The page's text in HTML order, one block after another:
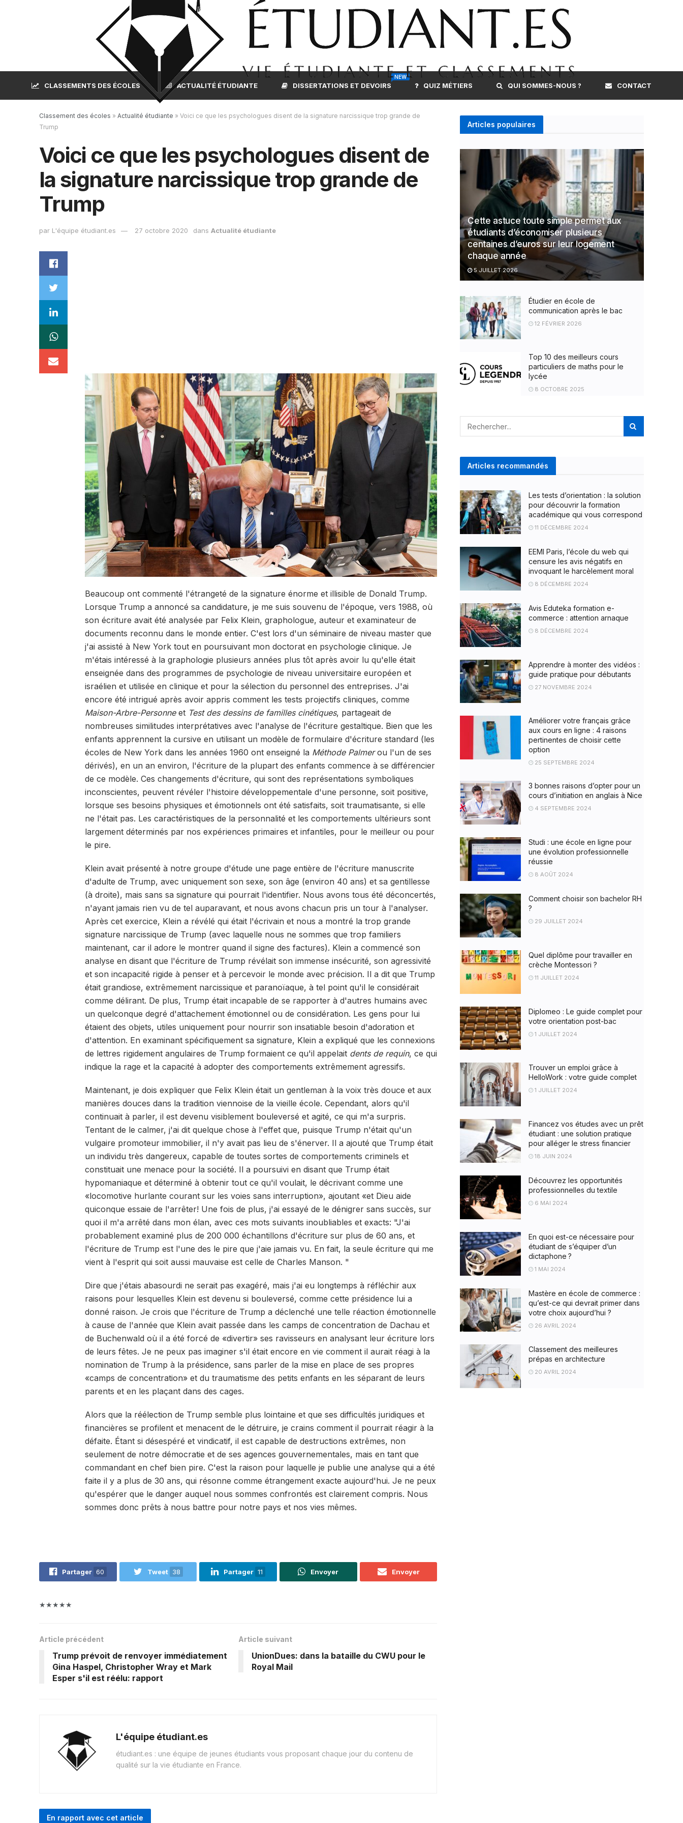
CLASSEMENTS DES ÉCOLES ACTUALITÉ ÉTUDIANTE DISSERTATIONS ET DEVOIRS
NEW
QUIZ MÉTIERS QUI SOMMES-NOUS ? CONTACT
Classement des écoles » Actualité étudiante » Voici ce que les psychologues disent de la signature narcissique trop grande de
Trump
Voici ce que les psychologues disent de
la signature narcissique trop grande de
Trump
par L'équipe étudiant.es 27 octobre 2020 dans Actualité étudiante
Beaucoup ont commenté l'étrangeté de la signature énorme et illisible de Donald Trump.
Lorsque Trump a annoncé sa candidature, je me suis souvenu de l'époque, vers 1988, où
son écriture avait été analysée par Felix Klein, graphologue, auteur et examinateur de
documents reconnu dans le monde entier. C'est lors d'un séminaire de niveau master que
j'ai assisté à New York tout en poursuivant mon doctorat en psychologie clinique. Je
m'étais intéressé à la graphologie plusieurs années plus tôt après avoir lu qu'elle était
enseignée dans des programmes de psychologie de niveau universitaire européen et
israélien et utilisée en clinique et pour la sélection du personnel des entreprises. J'ai
encore été intrigué après avoir appris comment les tests projectifs cliniques, comme
Maison-Arbre-Personneet Test des dessins de familles cinétiques, partageait de
nombreuses similitudes interprétatives avec l'analyse de l'écriture gestaltique. Bien que les
enfants apprennent la cursive en utilisant un modèle de formulaire d'écriture standard (les
écoles de New York dans les années 1960 ont enseigné la Méthode Palmerou l'un de ses
dérivés), en un an environ, l'écriture de la plupart des enfants commence à se différencier
de ce modèle. Ces changements d'écriture, qui sont des représentations symboliques
inconscientes, peuvent révéler l'histoire développementale d'une personne, soit positive,
lorsque ses besoins physiques et émotionnels ont été satisfaits, soit traumatisante, si elle
ne l'était pas. Les caractéristiques de la personnalité et les comportements ultérieurs sont
largement déterminés par nos expériences primaires et infantiles, pour le meilleur ou pour
le pire.
Klein avait présenté à notre groupe d'étude une page entière de l'écriture manuscrite
d'adulte de Trump, avec uniquement son sexe, son âge (environ 40 ans) et sa gentillesse
(à droite), mais sans sa signature qui pourrait l'identifier. Nous avons tous été déconcertés,
n'ayant jamais rien vu de tel auparavant, et nous avons chacun pris un tour à l'analyser.
Après cet exercice, Klein a révélé qui était l'écrivain et nous a montré la trop grande
signature narcissique de Trump (avec laquelle nous ne sommes que trop familiers
maintenant, car il adore le montrer quand il signe des factures). Klein a commencé son
analyse en disant que l'écriture de Trump révélait son immense insécurité, son agressivité
et son incapacité rigide à penser et à percevoir le monde avec précision. Il a dit que Trump
était grandiose, extrêmement narcissique et paranoïaque, à tel point qu'il le considérait
comme délirant. De plus, Trump était incapable de se rapporter à d'autres humains avec
un quelconque degré d'attachement émotionnel ou de considération. Les gens pour lui
étaient des objets, utiles uniquement pour nourrir son insatiable besoin d'adoration et
d'attention. En examinant spécifiquement sa signature, Klein a expliqué que les connexions
de lettres rigidement angulaires de Trump formaient ce qu'il appelait dents de requin, ce qui
indique la rage et la capacité à adopter des comportements extrêmement agressifs.
Maintenant, je dois expliquer que Felix Klein était un gentleman à la voix très douce et aux
manières douces dans la tradition viennoise de la vieille école. Cependant, alors qu'il
continuait à parler, il est devenu visiblement bouleversé et agité, ce qui m'a surpris.
Tentant de le calmer, j'ai dit quelque chose à l'effet que, puisque Trump n'était qu'un
vulgaire promoteur immobilier, il n'y avait pas lieu de s'énerver. Il a ajouté que Trump était
un individu très dangereux, capable de toutes sortes de comportements criminels et
constituait une menace pour la société. Il a poursuivi en disant que Trump était
hypomaniaque et déterminé à obtenir tout ce qu'il voulait, le décrivant comme une
«locomotive hurlante courant sur les voies sans interruption», ajoutant «et Dieu aide
quiconque essaie de l'arrêter! Une fois de plus, j'ai essayé de le dénigrer sans succès, sur
quoi il m'a arrêté dans mon élan, avec ces mots suivants inoubliables et exacts: "J'ai
probablement examiné plus de 200 000 échantillons d'écriture sur plus de 60 ans, et
l'écriture de Trump est l'une des le pire que j'aie jamais vu. En fait, la seule écriture qui me
vient à l'esprit qui soit aussi mauvaise est celle de Charles Manson. "
Dire que j'étais abasourdi ne serait pas exagéré, mais j'ai eu longtemps à réfléchir aux
raisons pour lesquelles Klein est devenu si bouleversé, comme cette présidence lui a
donné raison. Je crois que l'écriture de Trump a déclenché une telle réaction émotionnelle
à cause de l'année que Klein avait passée dans les camps de concentration de Dachau et
de Buchenwald où il a été forcé de «divertir» ses ravisseurs en analysant leur écriture lors
de leurs fêtes. Je ne peux pas imaginer s'il était encore en vie comment il aurait réagi à la
nomination de Trump à la présidence, sans parler de la mise en place de ses propres
«camps de concentration» et du traumatisme des petits enfants en les séparant de leurs
parents et en les plaçant dans des cages.
Alors que la réélection de Trump semble plus lointaine et que ses difficultés juridiques et
financières se profilent et menacent de le détruire, je crains comment il pourrait réagir à la
défaite. Étant si désespéré et vindicatif, il est capable de destructions extrêmes, non
seulement de notre démocratie et de ses agences gouvernementales, mais en tant que
commandant en chef bien pire. C'est la raison pour laquelle je publie une analyse qui a été
faite il y a plus de 30 ans, qui résonne comme étrangement exacte aujourd'hui. Je ne peux
qu'espérer que le danger auquel nous sommes confrontés est clairement compris. Nous
sommes donc prêts à nous battre pour notre pays et nos vies mêmes.
Partager 60 Tweet 38 Partager 11 Envoyer Envoyer
★★★★★
Article précédent
Trump prévoit de renvoyer immédiatement
Gina Haspel, Christopher Wray et Mark
Esper s'il est réélu: rapport
Article suivant
UnionDues: dans la bataille du CWU pour le
Royal Mail
L'équipe étudiant.es
étudiant.es : une équipe de jeunes étudiants vous proposant chaque jour du contenu de
qualité sur la vie étudiante en France.
En rapport avec cet article
Articles populaires
Cette astuce toute simple permet aux
étudiants d’économiser plusieurs
centaines d’euros sur leur logement
chaque année
5 JUILLET 2026
Étudier en école de
communication après le bac
12 FÉVRIER 2026
Top 10 des meilleurs cours
particuliers de maths pour le
lycée
8 OCTOBRE 2025
Articles recommandés
Les tests d’orientation : la solution
pour découvrir la formation
académique qui vous correspond
11 DÉCEMBRE 2024
EEMI Paris, l’école du web qui
censure les avis négatifs en
invoquant le harcèlement moral
8 DÉCEMBRE 2024
Avis Eduteka formation e-
commerce : attention arnaque
8 DÉCEMBRE 2024
Apprendre à monter des vidéos :
guide pratique pour débutants
27 NOVEMBRE 2024
Améliorer votre français grâce
aux cours en ligne : 4 raisons
pertinentes de choisir cette
option
25 SEPTEMBRE 2024
3 bonnes raisons d’opter pour un
cours d’initiation en anglais à Nice
4 SEPTEMBRE 2024
Studi : une école en ligne pour
une évolution professionnelle
réussie
8 AOÛT 2024
Comment choisir son bachelor RH
?
29 JUILLET 2024
Quel diplôme pour travailler en
crèche Montessori ?
11 JUILLET 2024
Diplomeo : Le guide complet pour
votre orientation post-bac
1 JUILLET 2024
Trouver un emploi grâce à
HelloWork : votre guide complet
1 JUILLET 2024
Financez vos études avec un prêt
étudiant : une solution pratique
pour alléger le stress financier
18 JUIN 2024
Découvrez les opportunités
professionnelles du textile
6 MAI 2024
En quoi est-ce nécessaire pour
étudiant de s’équiper d’un
dictaphone ?
1 MAI 2024
Mastère en école de commerce :
qu’est-ce qui devrait primer dans
votre choix aujourd’hui ?
26 AVRIL 2024
Classement des meilleures
prépas en architecture
20 AVRIL 2024